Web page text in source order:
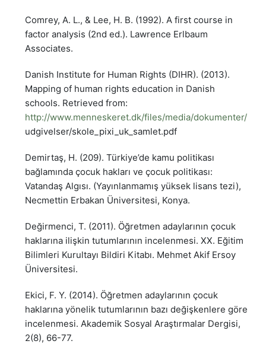
Comrey, A. L., & Lee, H. B. (1992). A first course in
factor analysis (2nd ed.). Lawrence Erlbaum
Associates.
Danish Institute for Human Rights (DIHR). (2013).
Mapping of human rights education in Danish
schools. Retrieved from:
http://www.menneskeret.dk/files/media/dokumenter/
udgivelser/skole_pixi_uk_samlet.pdf
Demirtaş, H. (209). Türkiye’de kamu politikası
bağlamında çocuk hakları ve çocuk politikası:
Vatandaş Algısı. (Yayınlanmamış yüksek lisans tezi),
Necmettin Erbakan Üniversitesi, Konya.
Değirmenci, T. (2011). Öğretmen adaylarının çocuk
haklarına ilişkin tutumlarının incelenmesi. XX. Eğitim
Bilimleri Kurultayı Bildiri Kitabı. Mehmet Akif Ersoy
Üniversitesi.
Ekici, F. Y. (2014). Öğretmen adaylarının çocuk
haklarına yönelik tutumlarının bazı değişkenlere göre
incelenmesi. Akademik Sosyal Araştırmalar Dergisi,
2(8), 66-77.